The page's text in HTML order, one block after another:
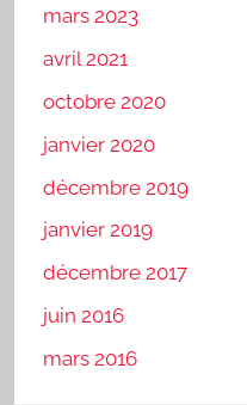
mars 2023
avril 2021
octobre 2020
janvier 2020
décembre 2019
janvier 2019
décembre 2017
juin 2016
mars 2016